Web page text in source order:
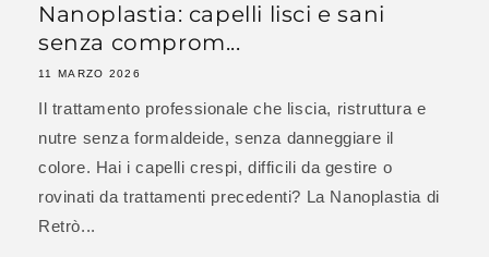
Nanoplastia: capelli lisci e sani
senza comprom...
11 MARZO 2026
Il trattamento professionale che liscia, ristruttura e
nutre senza formaldeide, senza danneggiare il
colore. Hai i capelli crespi, difficili da gestire o
rovinati da trattamenti precedenti? La Nanoplastia di
Retrò...